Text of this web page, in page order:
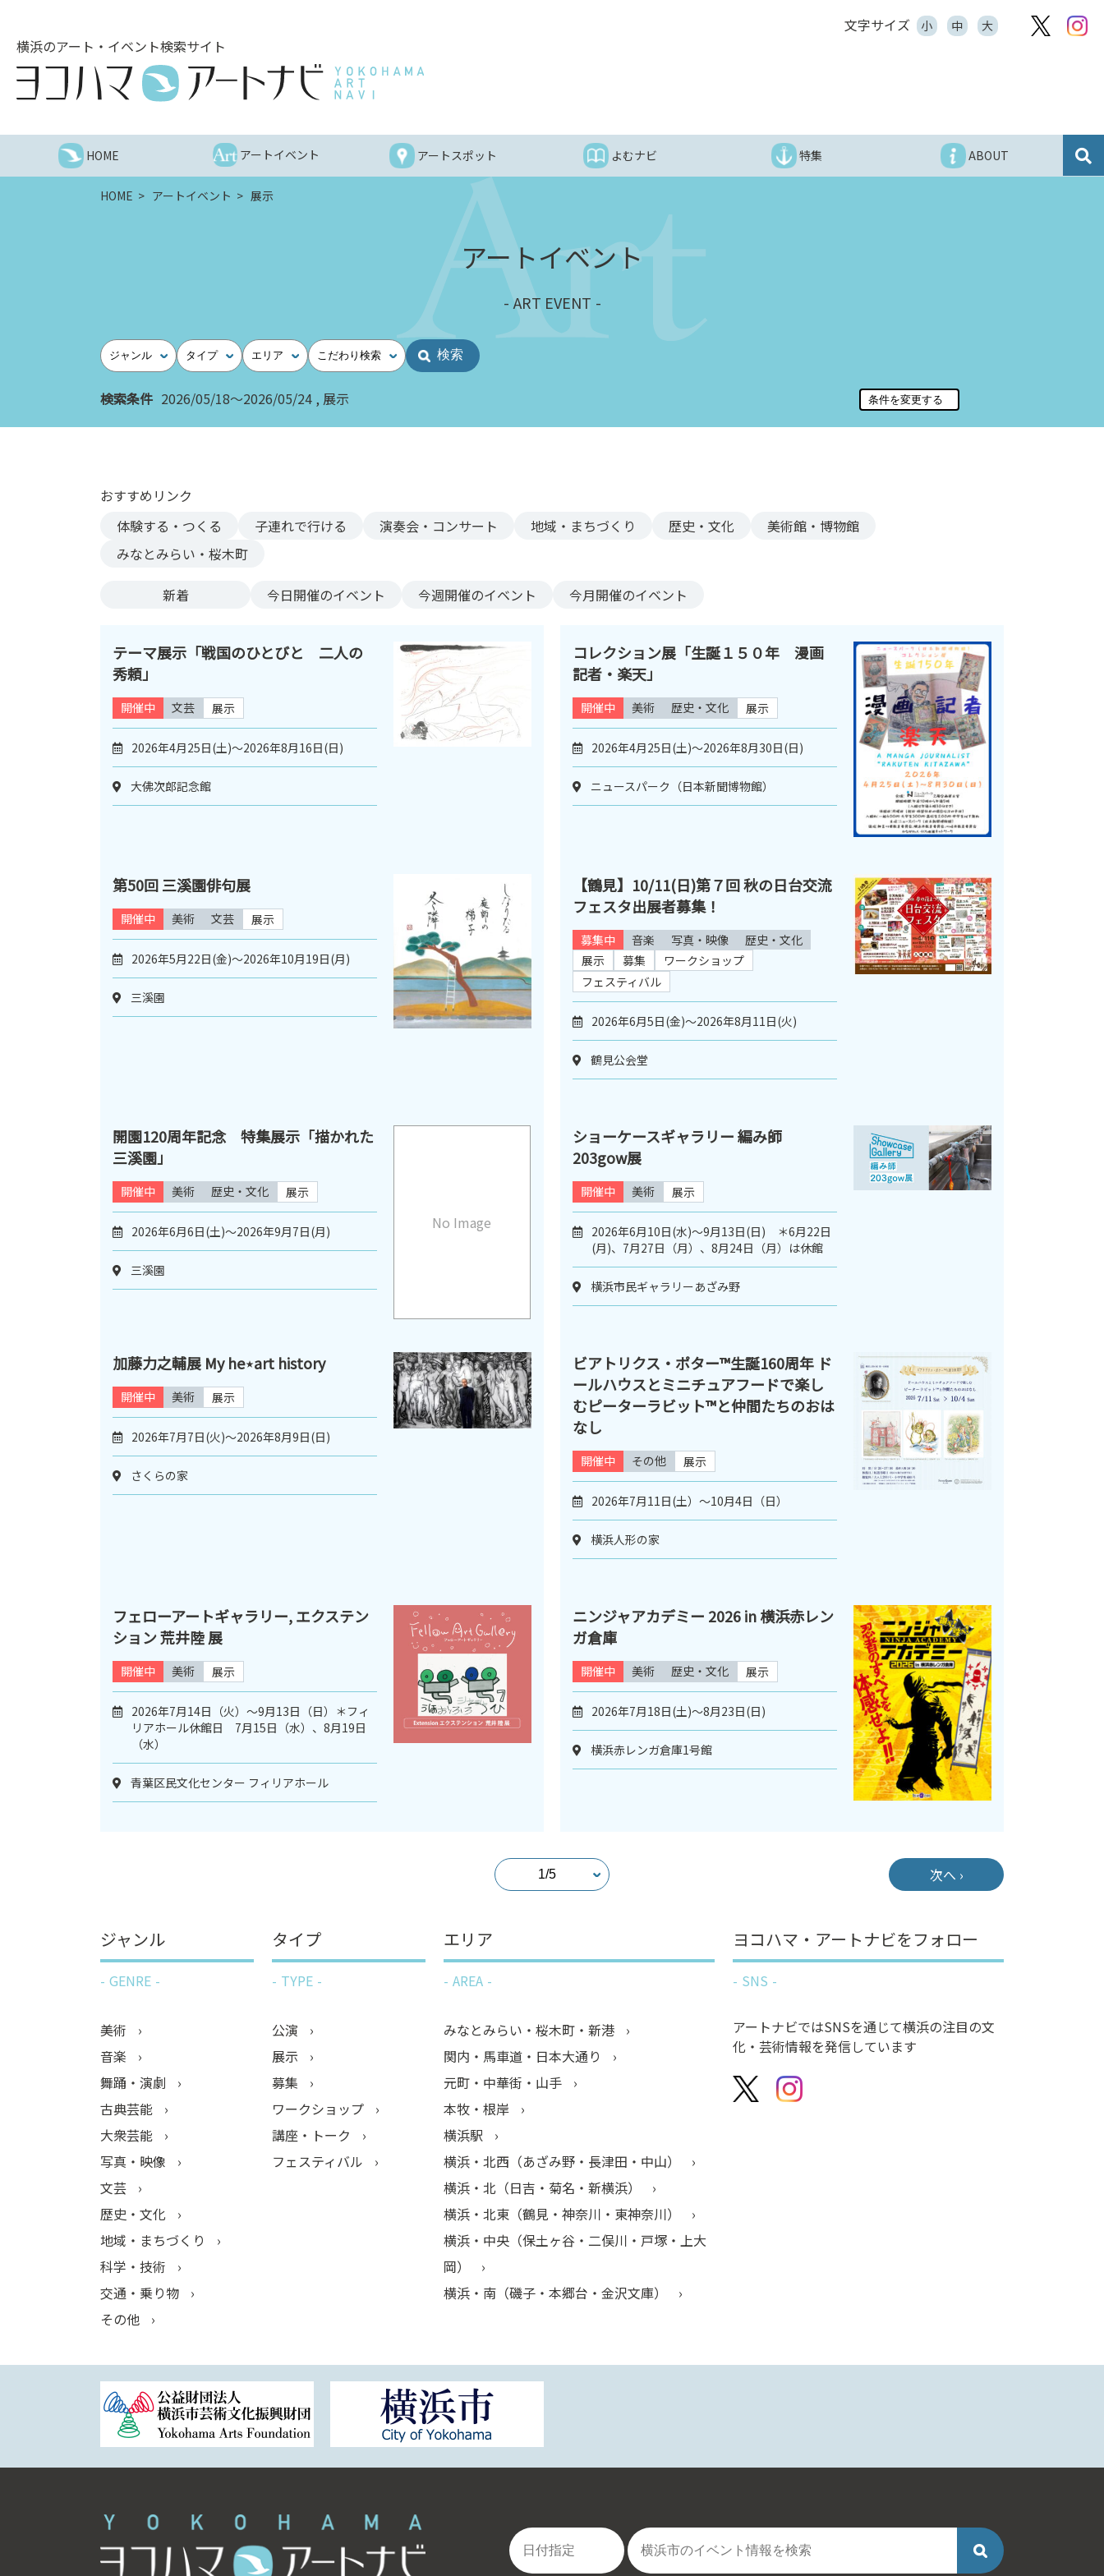
へ
文字サイズ 小 中 大
横浜のアート・イベント検索サイト
HOME アートイベント アートスポット よむナビ 特集 ABOUT
HOME アートイベント 展示
アートイベント
ART EVENT
ジャンル タイプ エリア こだわり検索
検索条件 2026/05/18～2026/05/24 展示
おすすめリンク
体験する・つくる
子連れで行ける 演奏会・コンサート 地域・まちづくり 歴史・文化
美術館・博物館
みなとみらい・桜木町
新着 今日開催のイベント 今週開催のイベント 今月開催のイベント
テーマ展示「戦国のひとびと 二人の
秀頼」
開催中 文芸 展示
2026年4月25日(土)～2026年8月16日(日)
大佛次郎記念館
コレクション展「生誕１５０年 漫画
記者・楽天」
開催中 美術 歴史・文化 展示
2026年4月25日(土)～2026年8月30日(日)
ニュースパーク（日本新聞博物館）
第50回 三溪園俳句展
開催中 美術 文芸 展示
2026年5月22日(金)～2026年10月19日(月)
三溪園
【鶴見】10/11(日)第７回 秋の日台交流
フェスタ出展者募集！
募集中 音楽 写真・映像
歴史・文化
展示
募集
ワークショップ
フェスティバル
2026年6月5日(金)～2026年8月11日(火)
鶴見公会堂
No Image
開園120周年記念 特集展示「描かれた
三溪園」
開催中 美術 歴史・文化 展示
2026年6月6日(土)～2026年9月7日(月)
三溪園
ショーケースギャラリー 編み師
203gow展
開催中 美術 展示
2026年6月10日(水)～9月13日(日) ＊6月22日
(月)、7月27日（月）、8月24日（月）は休館
横浜市民ギャラリーあざみ野
加藤力之輔展 My he⋆art history
開催中 美術 展示
2026年7月7日(火)～2026年8月9日(日)
さくらの家
ビアトリクス・ポター™生誕160周年 ド
ールハウスとミニチュアフードで楽し
むピーターラビット™と仲間たちのおは
なし
開催中 その他 展示
2026年7月11日(土）～10月4日（日）
横浜人形の家
フェローアートギャラリー, エクステン
ション 荒井陸 展
開催中 美術 展示
2026年7月14日（火）〜9月13日（日）＊フィ
リアホール休館日 7月15日（水）、8月19日
（水）
青葉区民文化センター フィリアホール
ニンジャアカデミー 2026 in 横浜赤レン
ガ倉庫
開催中 美術 歴史・文化 展示
2026年7月18日(土)～8月23日(日)
横浜赤レンガ倉庫1号館
次へ ›
ジャンル
GENRE
美術
音楽
舞踊・演劇
古典芸能
大衆芸能
写真・映像
文芸
歴史・文化
地域・まちづくり
科学・技術
交通・乗り物
その他
タイプ
TYPE
公演
展示
募集
ワークショップ
講座・トーク
フェスティバル
エリア
AREA
みなとみらい・桜木町・新港
関内・馬車道・日本大通り
元町・中華街・山手
本牧・根岸
横浜駅
横浜・北西（あざみ野・長津田・中山）
横浜・北（日吉・菊名・新横浜）
横浜・北東（鶴見・神奈川・東神奈川）
横浜・中央（保土ヶ谷・二俣川・戸塚・上大
岡）
横浜・南（磯子・本郷台・金沢文庫）
ヨコハマ・アートナビをフォロー
SNS
アートナビではSNSを通じて横浜の注目の文
化・芸術情報を発信しています